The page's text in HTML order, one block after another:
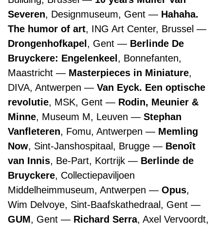
Severen, Designmuseum, Gent
Hahaha.
The humor of art, ING Art Center, Brussel
Drongenhofkapel , Gent
Berlinde De
Bruyckere: Engelenkeel , Bonnefanten,
Maastricht
Masterpieces in Miniature,
DIVA, Antwerpen
Van Eyck. Een optische
revolutie, MSK, Gent
Rodin, Meunier &
Minne, Museum M, Leuven
Stephan
Vanfleteren, Fomu, Antwerpen
Memling
Now, Sint-Janshospitaal, Brugge
Benoît
van Innis, Be-Part, Kortrijk
Berlinde de
Bruyckere, Collectiepaviljoen
Middelheimmuseum, Antwerpen
Opus,
Wim Delvoye, Sint-Baafskathedraal, Gent
GUM, Gent Richard Serra, Axel Vervoordt,